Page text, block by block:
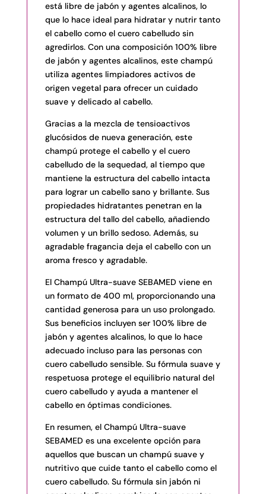
Cabello
cantidad
está libre de jabón y agentes alcalinos, lo
que lo hace ideal para hidratar y nutrir tanto
el cabello como el cuero cabelludo sin
agredirlos. Con una composición 100% libre
de jabón y agentes alcalinos, este champú
utiliza agentes limpiadores activos de
origen vegetal para ofrecer un cuidado
suave y delicado al cabello.
Gracias a la mezcla de tensioactivos
glucósidos de nueva generación, este
champú protege el cabello y el cuero
cabelludo de la sequedad, al tiempo que
mantiene la estructura del cabello intacta
para lograr un cabello sano y brillante. Sus
propiedades hidratantes penetran en la
estructura del tallo del cabello, añadiendo
volumen y un brillo sedoso. Además, su
agradable fragancia deja el cabello con un
aroma fresco y agradable.
El Champú Ultra-suave SEBAMED viene en
un formato de 400 ml, proporcionando una
cantidad generosa para un uso prolongado.
Sus beneficios incluyen ser 100% libre de
jabón y agentes alcalinos, lo que lo hace
adecuado incluso para las personas con
cuero cabelludo sensible. Su fórmula suave y
respetuosa protege el equilibrio natural del
cuero cabelludo y ayuda a mantener el
cabello en óptimas condiciones.
En resumen, el Champú Ultra-suave
SEBAMED es una excelente opción para
aquellos que buscan un champú suave y
nutritivo que cuide tanto el cabello como el
cuero cabelludo. Su fórmula sin jabón ni